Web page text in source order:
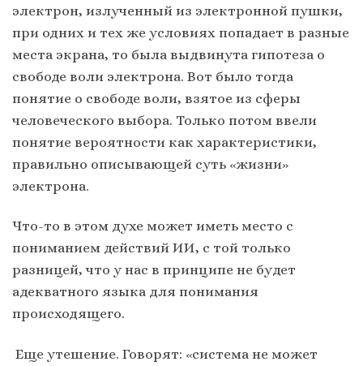
электрон, излученный из электронной пушки,
при одних и тех же условиях попадает в разные
места экрана, то была выдвинута гипотеза о
свободе воли электрона. Вот было тогда
понятие о свободе воли, взятое из сферы
человеческого выбора. Только потом ввели
понятие вероятности как характеристики,
правильно описывающей суть «жизни»
электрона.
Что-то в этом духе может иметь место с
пониманием действий ИИ, с той только
разницей, что у нас в принципе не будет
адекватного языка для понимания
происходящего.
Еще утешение. Говорят: «система не может